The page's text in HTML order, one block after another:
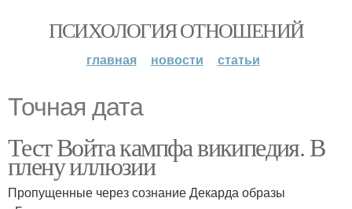
ПСИХОЛОГИЯ ОТНОШЕНИЙ
главная новости статьи
Точная дата
Тест Войта кампфа википедия. В
плену иллюзии
Пропущенные через сознание Декарда образы